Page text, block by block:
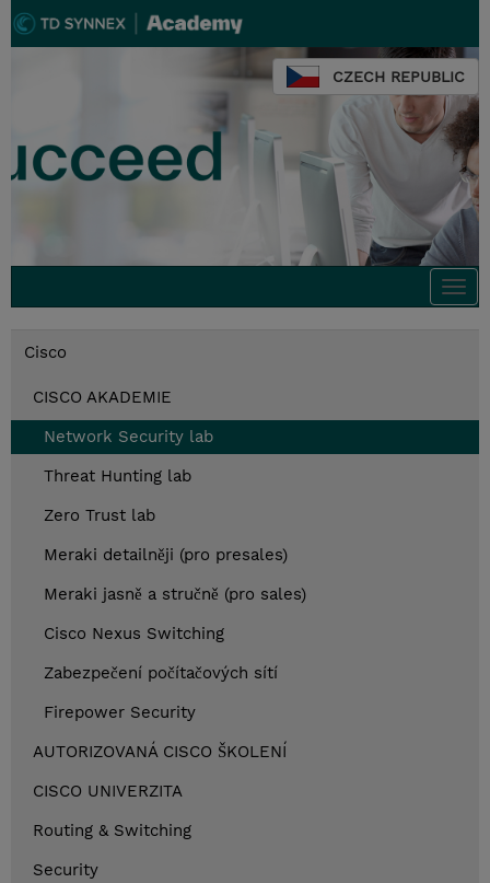
CZECH REPUBLIC
Cisco
CISCO AKADEMIE
Network Security lab
Threat Hunting lab
Zero Trust lab
Meraki detailněji (pro presales)
Meraki jasně a stručně (pro sales)
Cisco Nexus Switching
Zabezpečení počítačových sítí
Firepower Security
AUTORIZOVANÁ CISCO ŠKOLENÍ
CISCO UNIVERZITA
Routing & Switching
Security